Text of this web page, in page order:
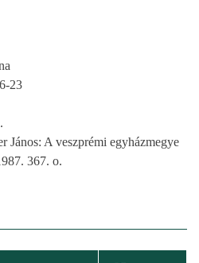
23
János: A veszprémi egyházmegye
367. o.